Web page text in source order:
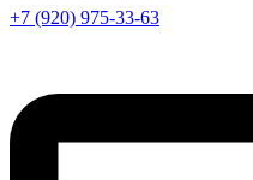
+7 (920) 975-33-63